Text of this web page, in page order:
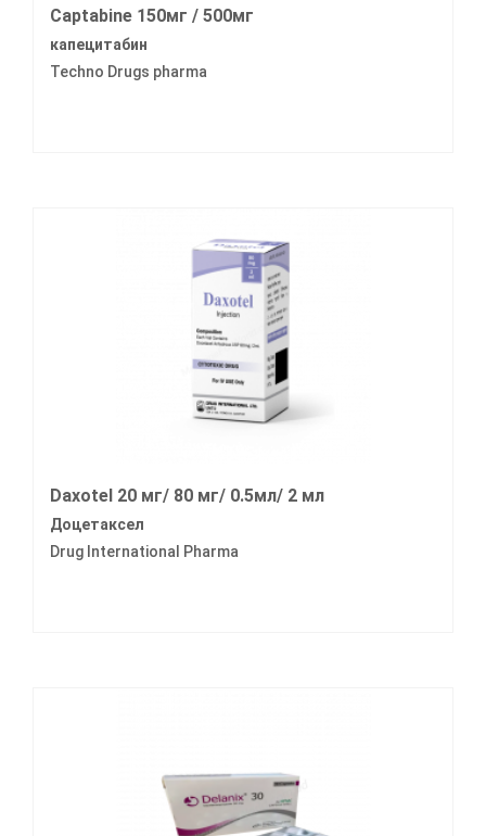
Captabine 150мг / 500мг
капецитабин
Techno Drugs pharma
Daxotel 20 мг/ 80 мг/ 0.5мл/ 2 мл
Доцетаксел
Drug International Pharma